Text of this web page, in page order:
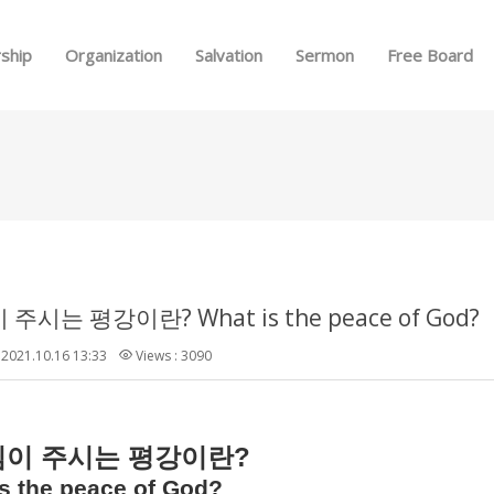
Organization Salvation Sermon Free Board
주시는 평강이란? What is the peace of God?
2021.10.16 13:33 Views : 3090
주시는 평강이란?
the peace of God?